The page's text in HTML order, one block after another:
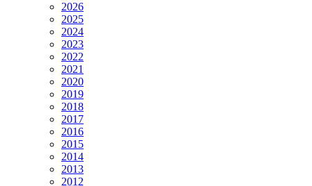
2026
2025
2024
2023
2022
2021
2020
2019
2018
2017
2016
2015
2014
2013
2012